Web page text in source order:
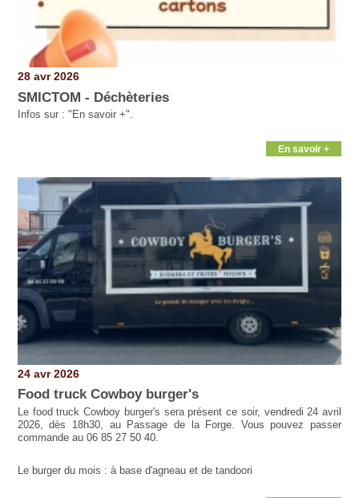
28 avr 2026
SMICTOM - Déchèteries
Infos sur : "En savoir +".
En savoir +
24 avr 2026
Food truck Cowboy burger's
Le food truck Cowboy burger's sera présent ce soir, vendredi 24 avril
2026, dès 18h30, au Passage de la Forge. Vous pouvez passer
commande au 06 85 27 50 40.
Le burger du mois : à base d'agneau et de tandoori